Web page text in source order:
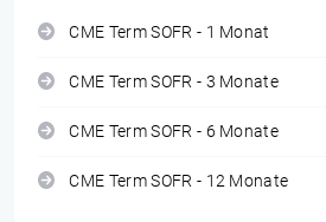
CME Term SOFR - 1 Monat
CME Term SOFR - 3 Monate
CME Term SOFR - 6 Monate
CME Term SOFR - 12 Monate